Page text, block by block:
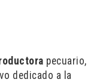
pecuario,
dedicado a la